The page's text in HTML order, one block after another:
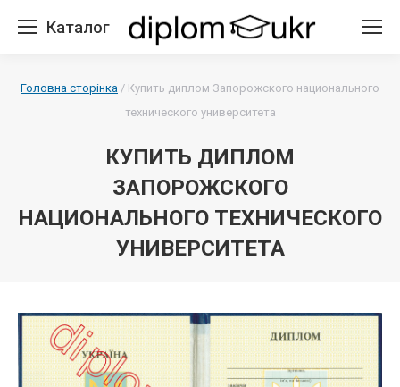
Каталог
Головна сторінка / Купить диплом Запорожского национального
технического университета
КУПИТЬ ДИПЛОМ
ЗАПОРОЖСКОГО
НАЦИОНАЛЬНОГО ТЕХНИЧЕСКОГО
УНИВЕРСИТЕТА